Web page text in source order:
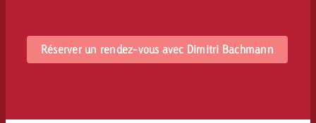
Réserver un rendez-vous avec Dimitri Bachmann